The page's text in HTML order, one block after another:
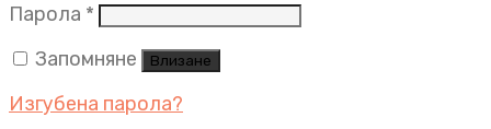
Парола * Задължително
Запомняне
Влизане
Изгубена парола?